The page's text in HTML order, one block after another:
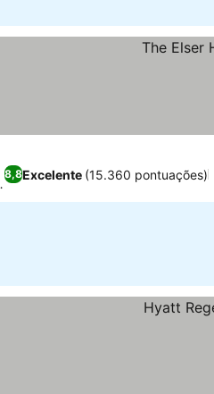
8,8Excelente (15.360 pontuações)